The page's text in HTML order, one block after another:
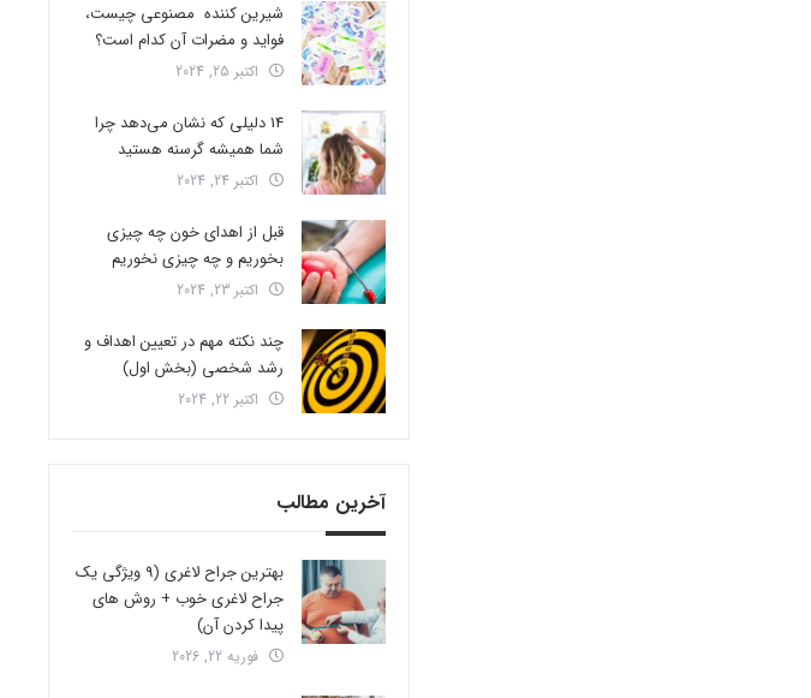
شیرین کننده مصنوعی چیست،
فواید و مضرات آن کدام است؟
اکتبر 25, 2024
14 دلیلی که نشان می‌دهد چرا
شما همیشه گرسنه هستید
اکتبر 24, 2024
قبل از اهدای خون چه چیزی
بخوریم و چه چیزی نخوریم
اکتبر 23, 2024
چند نکته مهم در تعیین اهداف و
رشد شخصی (بخش اول)
اکتبر 22, 2024
آخرین مطالب
بهترین جراح لاغری (9 ویژگی یک
جراح لاغری خوب + روش های
پیدا کردن آن)
فوریه 22, 2026